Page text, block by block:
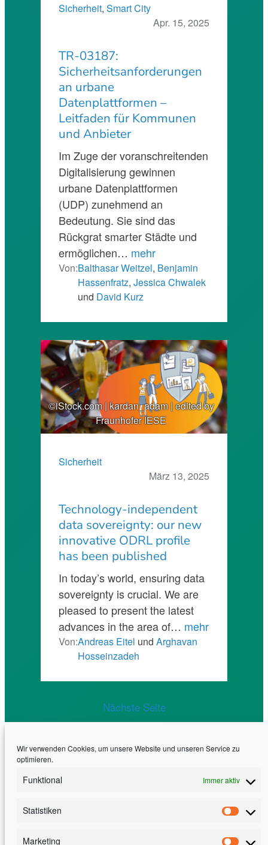
Wir verwenden Cookies, um unsere Website und unseren Service zu
optimieren.
Funktional Immer aktiv
Statistiken
Marketing
Sicherheit, Smart City
Apr. 15, 2025
TR-03187:
Sicherheitsanforderungen
an urbane
Datenplattformen –
Leitfaden für Kommunen
und Anbieter
Im Zuge der voranschreitenden
Digitalisierung gewinnen
urbane Datenplattformen
(UDP) zunehmend an
Bedeutung. Sie sind das
Rückgrat smarter Städte und
ermöglichen… mehr
Von:Balthasar Weitzel, Benjamin
Hassenfratz, Jessica Chwalek
und David Kurz
©iStock.com | kardan_adam | edited by
Fraunhofer IESE
Sicherheit
März 13, 2025
Technology-independent
data sovereignty: our new
innovative ODRL profile
has been published
In today’s world, ensuring data
sovereignty is crucial. We are
pleased to present the latest
advances in the area of… mehr
Von:Andreas Eitel und Arghavan
Hosseinzadeh
Nächste Seite
Erfahrung. Effizienz. Exzellenz
30 Jahre Software Engineering am Fraunhofer